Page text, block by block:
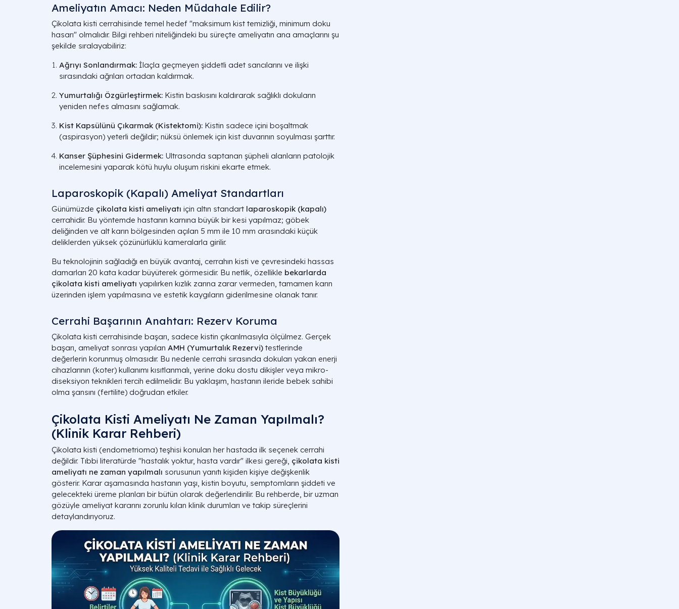
Ameliyatın Amacı: Neden Müdahale Edilir?
Çikolata kisti cerrahisinde temel hedef "maksimum kist temizliği, minimum doku
hasarı" olmalıdır. Bilgi rehberi niteliğindeki bu süreçte ameliyatın ana amaçlarını şu
şekilde sıralayabiliriz:
Ağrıyı Sonlandırmak: İlaçla geçmeyen şiddetli adet sancılarını ve ilişki
sırasındaki ağrıları ortadan kaldırmak.
Yumurtalığı Özgürleştirmek: Kistin baskısını kaldırarak sağlıklı dokuların
yeniden nefes almasını sağlamak.
Kist Kapsülünü Çıkarmak (Kistektomi): Kistin sadece içini boşaltmak
(aspirasyon) yeterli değildir; nüksü önlemek için kist duvarının soyulması şarttır.
Kanser Şüphesini Gidermek: Ultrasonda saptanan şüpheli alanların patolojik
incelemesini yaparak kötü huylu oluşum riskini ekarte etmek.
Laparoskopik (Kapalı) Ameliyat Standartları
Günümüzde çikolata kisti ameliyatı için altın standart laparoskopik (kapalı)
cerrahidir. Bu yöntemde hastanın karnına büyük bir kesi yapılmaz; göbek
deliğinden ve alt karın bölgesinden açılan 5 mm ile 10 mm arasındaki küçük
deliklerden yüksek çözünürlüklü kameralarla girilir.
Bu teknolojinin sağladığı en büyük avantaj, cerrahın kisti ve çevresindeki hassas
damarları 20 kata kadar büyüterek görmesidir. Bu netlik, özellikle bekarlarda
çikolata kisti ameliyatı yapılırken kızlık zarına zarar vermeden, tamamen karın
üzerinden işlem yapılmasına ve estetik kaygıların giderilmesine olanak tanır.
Cerrahi Başarının Anahtarı: Rezerv Koruma
Çikolata kisti cerrahisinde başarı, sadece kistin çıkarılmasıyla ölçülmez. Gerçek
başarı, ameliyat sonrası yapılan AMH (Yumurtalık Rezervi) testlerinde
değerlerin korunmuş olmasıdır. Bu nedenle cerrahi sırasında dokuları yakan enerji
cihazlarının (koter) kullanımı kısıtlanmalı, yerine doku dostu dikişler veya mikro-
diseksiyon teknikleri tercih edilmelidir. Bu yaklaşım, hastanın ileride bebek sahibi
olma şansını (fertilite) doğrudan etkiler.
Çikolata Kisti Ameliyatı Ne Zaman Yapılmalı?
(Klinik Karar Rehberi)
Çikolata kisti (endometrioma) teşhisi konulan her hastada ilk seçenek cerrahi
değildir. Tıbbi literatürde "hastalık yoktur, hasta vardır" ilkesi gereği, çikolata kisti
ameliyatı ne zaman yapılmalı sorusunun yanıtı kişiden kişiye değişkenlik
gösterir. Karar aşamasında hastanın yaşı, kistin boyutu, semptomların şiddeti ve
gelecekteki üreme planları bir bütün olarak değerlendirilir. Bu rehberde, bir uzman
gözüyle ameliyat kararını zorunlu kılan klinik durumları ve takip süreçlerini
detaylandırıyoruz.